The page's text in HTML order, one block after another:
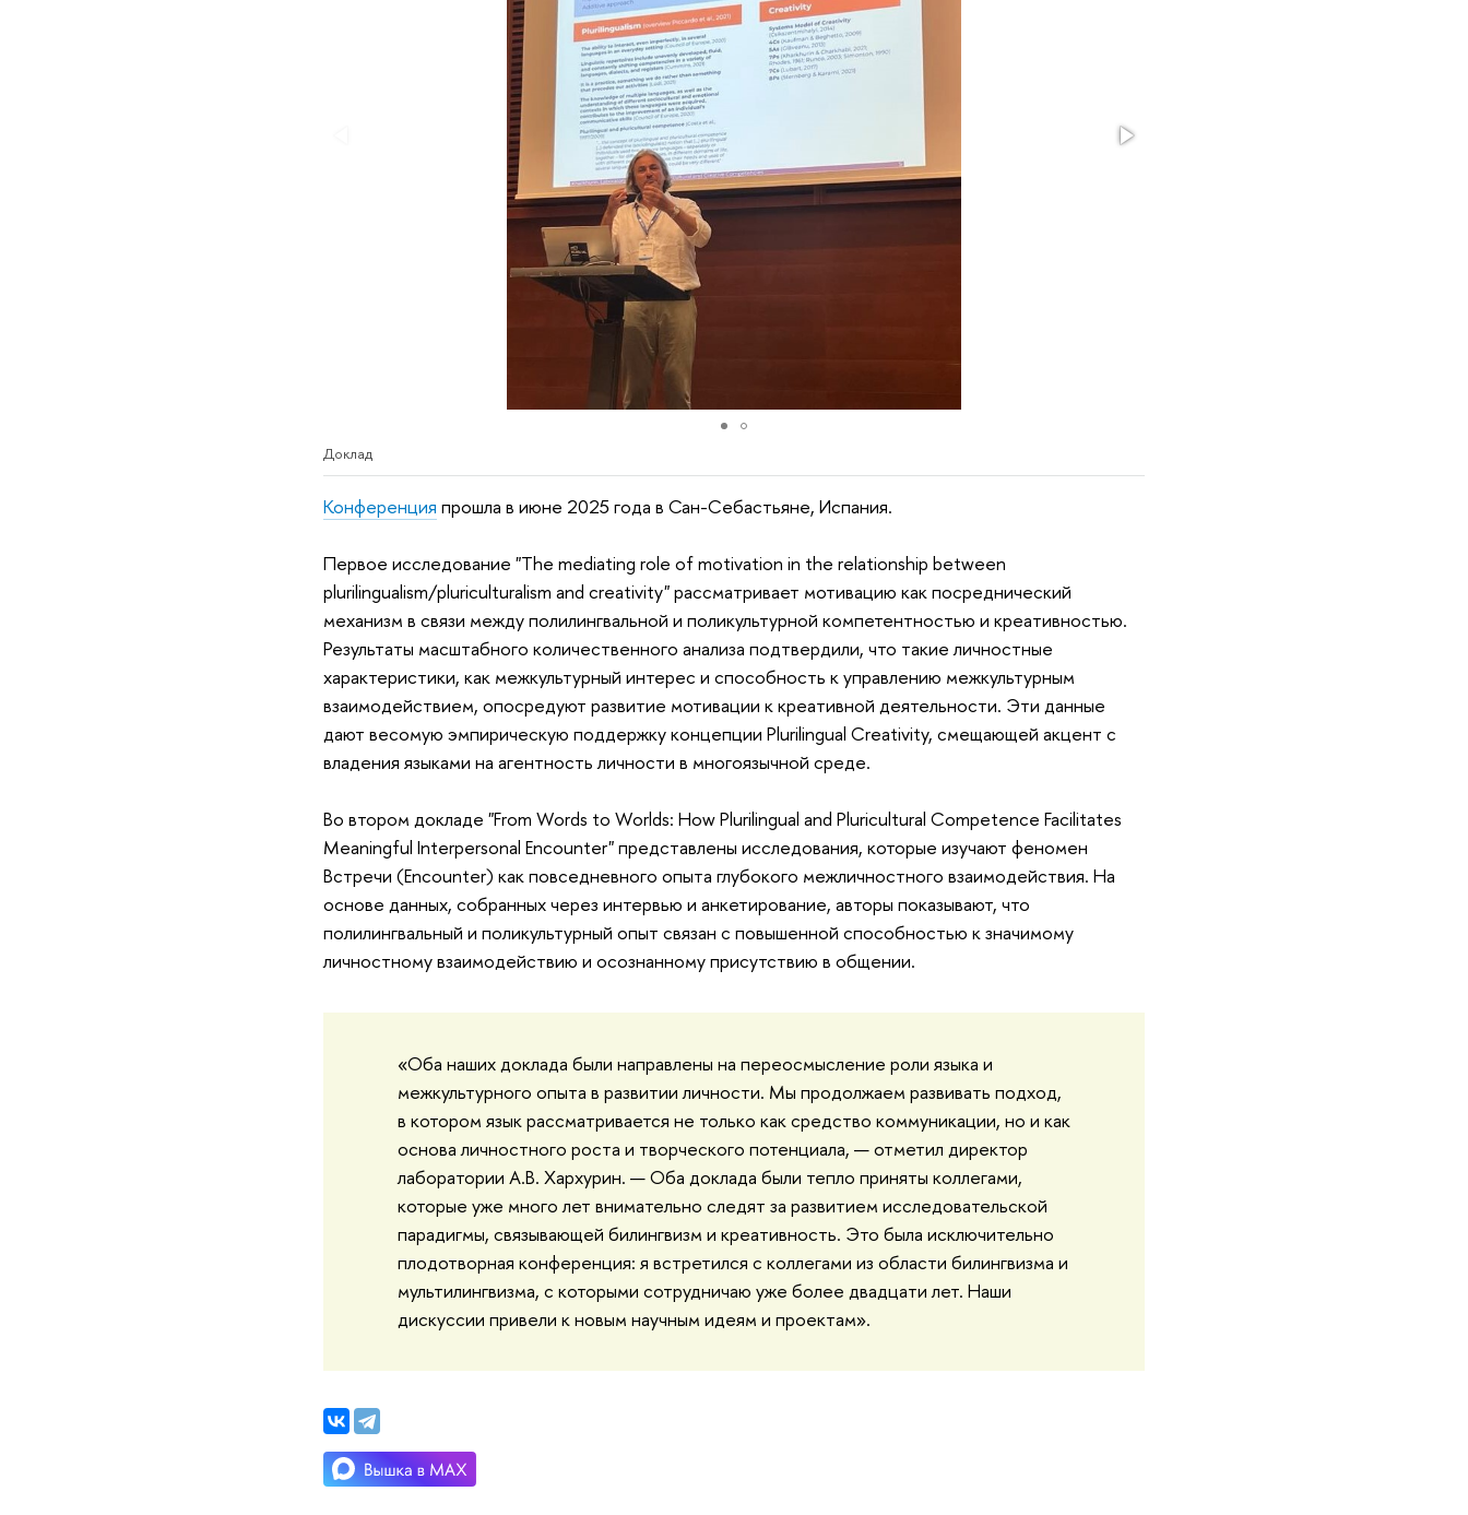
Доклад
Конференция прошла в июне 2025 года в Сан-Себастьяне, Испания.
Первое исследование "The mediating role of motivation in the relationship between
plurilingualism/pluriculturalism and creativity" рассматривает мотивацию как посреднический
механизм в связи между полилингвальной и поликультурной компетентностью и креативностью.
Результаты масштабного количественного анализа подтвердили, что такие личностные
характеристики, как межкультурный интерес и способность к управлению межкультурным
взаимодействием, опосредуют развитие мотивации к креативной деятельности. Эти данные
дают весомую эмпирическую поддержку концепции Plurilingual Creativity, смещающей акцент с
владения языками на агентность личности в многоязычной среде.
Во втором докладе "From Words to Worlds: How Plurilingual and Pluricultural Competence Facilitates
Meaningful Interpersonal Encounter" представлены исследования, которые изучают феномен
Встречи (Encounter) как повседневного опыта глубокого межличностного взаимодействия. На
основе данных, собранных через интервью и анкетирование, авторы показывают, что
полилингвальный и поликультурный опыт связан с повышенной способностью к значимому
личностному взаимодействию и осознанному присутствию в общении.
«Оба наших доклада были направлены на переосмысление роли языка и
межкультурного опыта в развитии личности. Мы продолжаем развивать подход,
в котором язык рассматривается не только как средство коммуникации, но и как
основа личностного роста и творческого потенциала, — отметил директор
лаборатории А.В. Хархурин. — Оба доклада были тепло приняты коллегами,
которые уже много лет внимательно следят за развитием исследовательской
парадигмы, связывающей билингвизм и креативность. Это была исключительно
плодотворная конференция: я встретился с коллегами из области билингвизма и
мультилингвизма, с которыми сотрудничаю уже более двадцати лет. Наши
дискуссии привели к новым научным идеям и проектам».